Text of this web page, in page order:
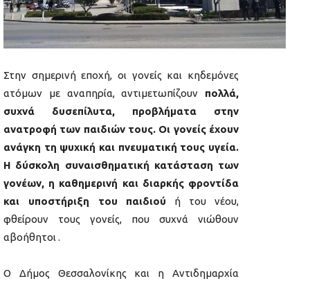
Στην σημερινή εποχή, οι γονείς και κηδεμόνες
ατόμων με αναπηρία, αντιμετωπίζουν πολλά,
συχνά δυσεπίλυτα, προβλήματα στην
ανατροφή των παιδιών τους. Οι γονείς έχουν
ανάγκη τη ψυχική και πνευματική τους υγεία.
Η δύσκολη συναισθηματική κατάσταση των
γονέων, η καθημερινή και διαρκής φροντίδα
και υποστήριξη του παιδιού ή του νέου,
φθείρουν τους γονείς, που συχνά νιώθουν
αβοήθητοι .
Ο Δήμος Θεσσαλονίκης και η Αντιδημαρχία